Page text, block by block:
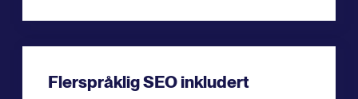
Flerspråklig SEO inkludert